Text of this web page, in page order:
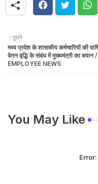
पुराने
मध्य प्रदेश के शासकीय कर्मचारियों की
वेतन वृद्धि के संबंध में मुख्यमंत्री का बयान
EMPLOYEE NEWS
You May Like
Error: